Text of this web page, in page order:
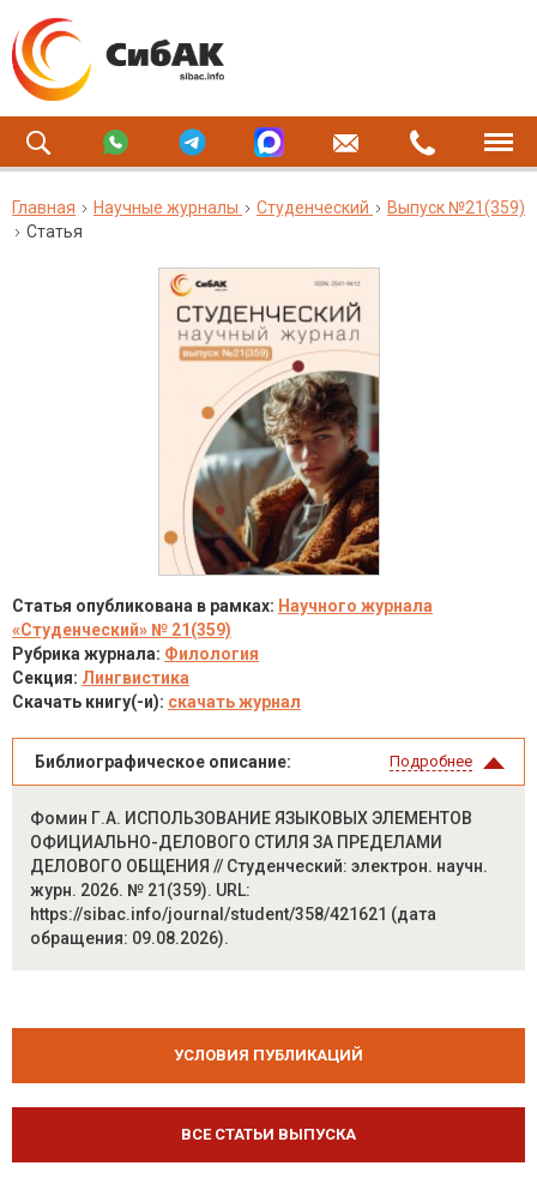
Главная Научные журналы Студенческий
Выпуск №21(359)
Статья
Статья опубликована в рамках: Научного журнала
«Студенческий» № 21(359)
Рубрика журнала: Филология
Секция: Лингвистика
Скачать книгу(-и): скачать журнал
Библиографическое описание: Подробнее
Фомин Г.А. ИСПОЛЬЗОВАНИЕ ЯЗЫКОВЫХ ЭЛЕМЕНТОВ
ОФИЦИАЛЬНО-ДЕЛОВОГО СТИЛЯ ЗА ПРЕДЕЛАМИ
ДЕЛОВОГО ОБЩЕНИЯ // Студенческий: электрон. научн.
журн. 2026. № 21(359). URL:
https://sibac.info/journal/student/358/421621 (дата
обращения: 09.08.2026).
УСЛОВИЯ ПУБЛИКАЦИЙ
ВСЕ СТАТЬИ ВЫПУСКА